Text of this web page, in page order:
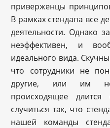
приверженцы
В рамках стендапа все
деятельности. Однако
неэффективен, и
идеального вида.
что сотрудники не
другие, или им
происходящее
случиться так, что
нашей команды